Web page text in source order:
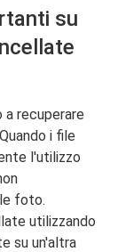
su
a recuperare
i file
l'utilizzo
foto.
utilizzando
su un'altra